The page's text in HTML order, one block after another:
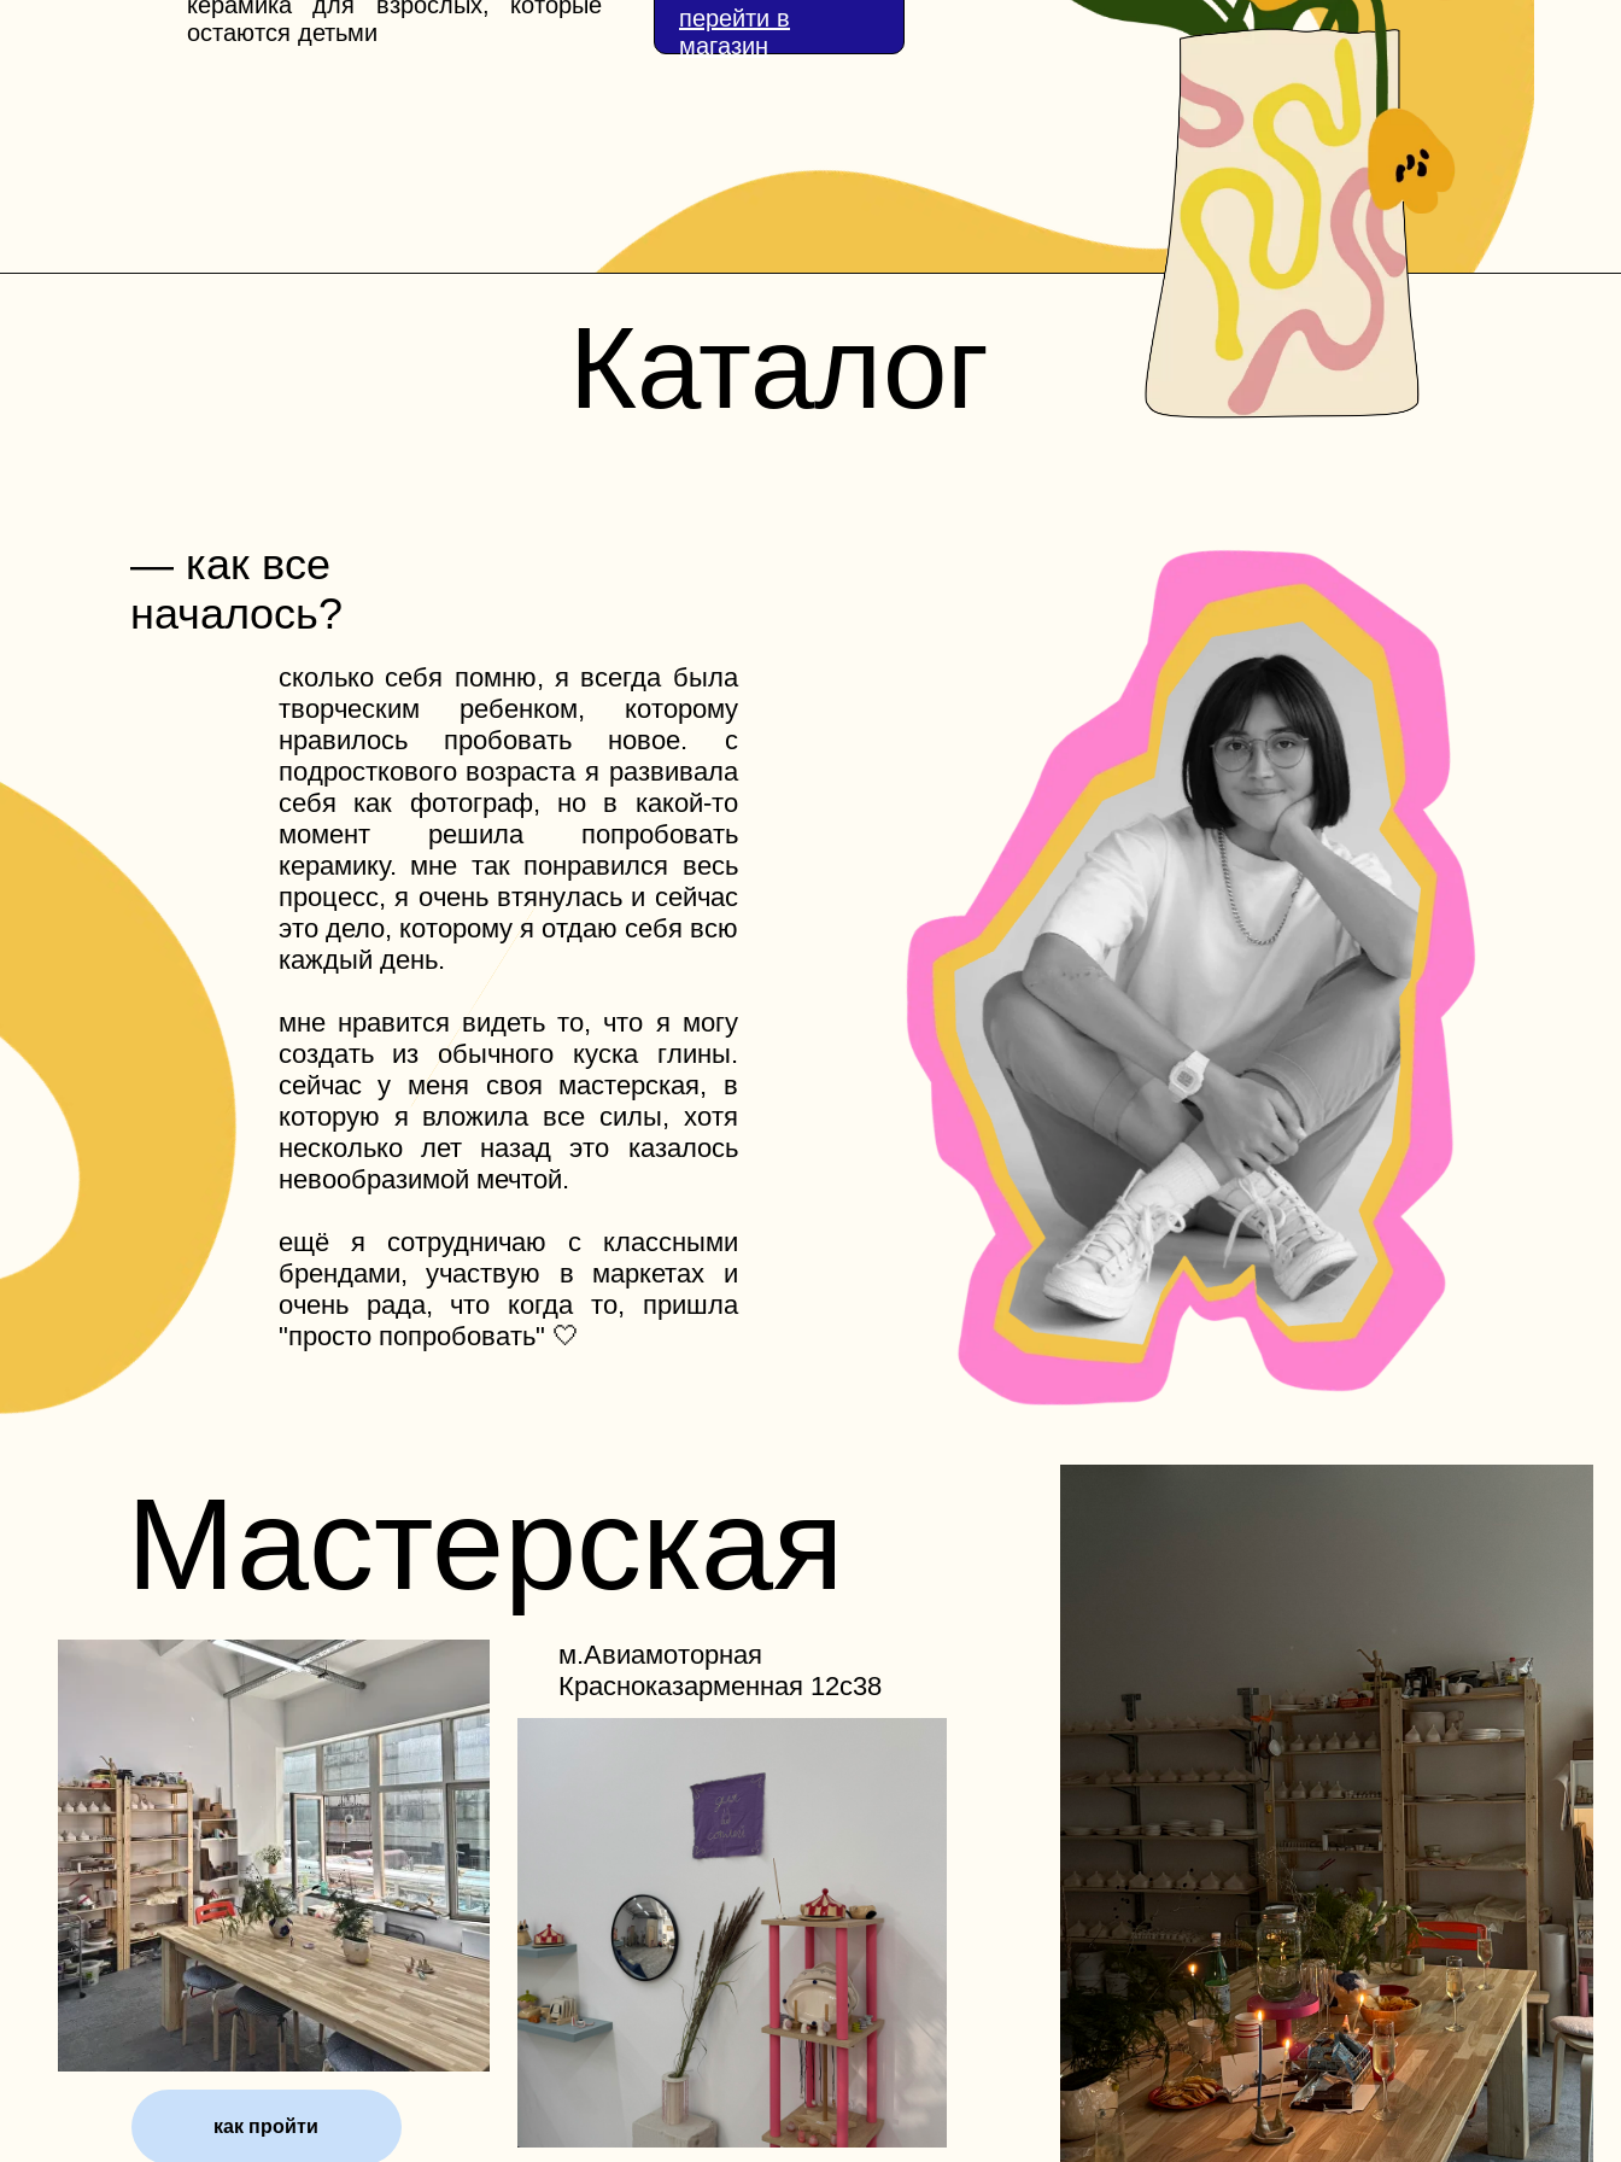
остаются детьми
Каталог
перейти в
магазин
творческим ребенком, которому
нравилось пробовать новое. с
подросткового возраста я развивала
момент решила попробовать
керамику. мне так понравился весь
процесс, я очень втянулась и сейчас
это дело, которому я отдаю себя всю
каждый день.
мне нравится видеть то, что я могу
создать из обычного куска глины.
сейчас у меня своя мастерская, в
которую я вложила все силы, хотя
несколько лет назад это казалось
невообразимой мечтой.
ещё я сотрудничаю с классными
брендами, участвую в маркетах и
очень рада, что когда то, пришла
"просто попробовать" 🤍
Мастерская
как пройти